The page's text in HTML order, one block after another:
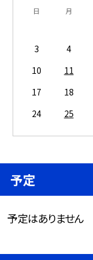
日 月
3
4
10
11
17
18
24
25
予定
予定はありません